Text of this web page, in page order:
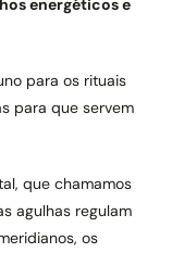
para os rituais
para que servem
que chamamos
agulhas regulam
os